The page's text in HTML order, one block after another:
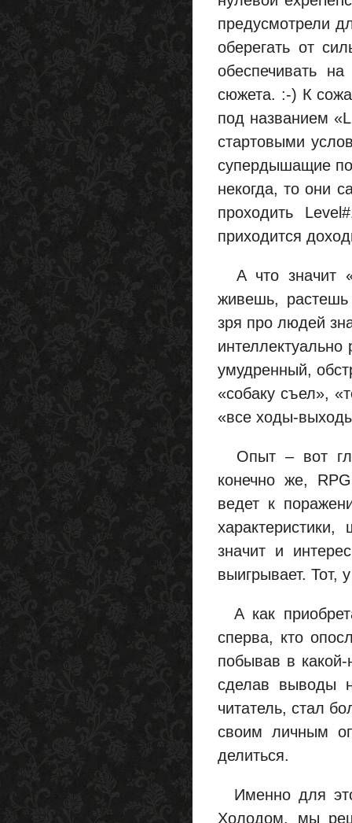
предусмотрели
оберегать от
обеспечивать
сюжета. :-) К
под названием
стартовыми
супердышащие
некогда, то они
проходить
приходится
А что значит
живешь,
зря про людей
умудренный,
«собаку съел»,
«все ходы-
Опыт – вот
конечно же,
ведет к
значит и
выигрывает. Тот,
А как
сперва, кто
побывав в
сделав выводы
читатель, стал
своим личным
делиться.
Именно для
Холодом, мы